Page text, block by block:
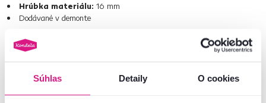
Súhlas Detaily O cookies
Hrúbka materiálu: 16 mm
Dodávané v demonte
Ešte stále váhate? Tak neváhajte a vyberte si z ponuky obývacích stien
Číslo produktu : 02025047